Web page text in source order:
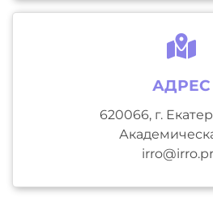
АДРЕС
620066, г.